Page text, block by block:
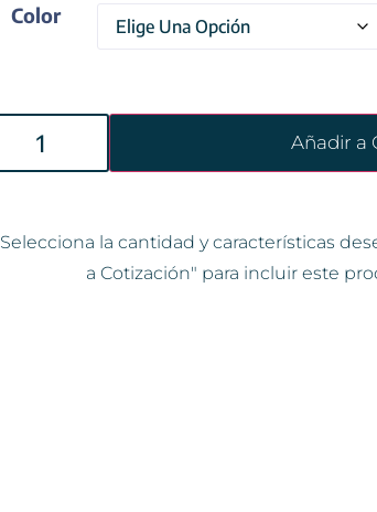
Color
Añadir a
Selecciona la cantidad y características
a Cotización" para incluir este